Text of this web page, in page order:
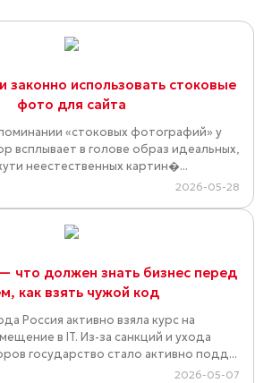
законно использовать стоковые
фото для сайта
«стоковых фотографий» у
всплывает в голове образ идеальных,
неестественных картин�...
2026-05-28
что должен знать бизнес перед
как взять чужой код
Россия активно взяла курс на
в IT. Из-за санкций и ухода
государство стало активно подд...
2026-05-07